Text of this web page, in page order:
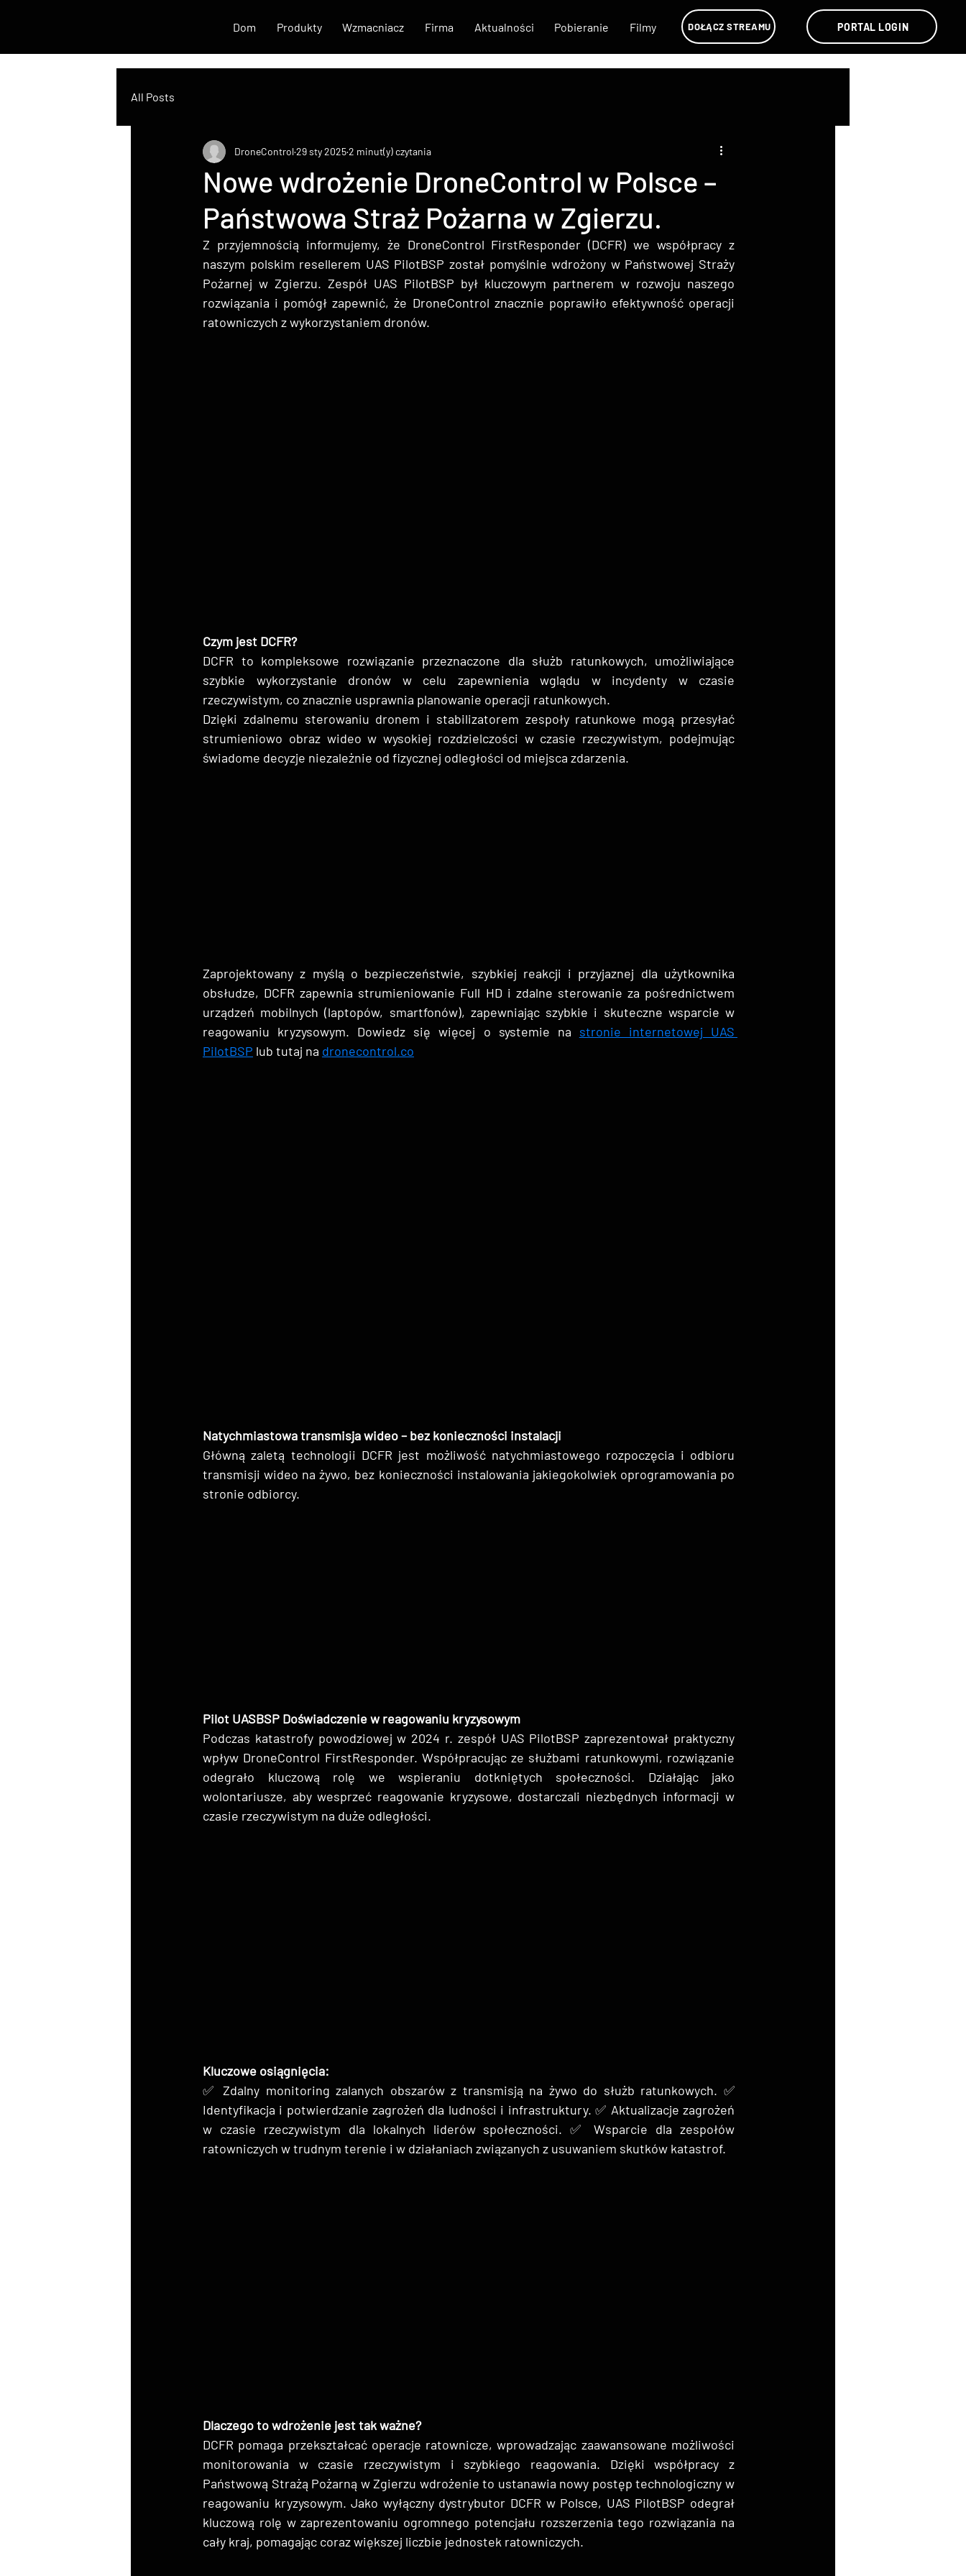
Dom Produkty Wzmacniacz Firma Aktualności Pobieranie Filmy DOŁĄCZ STREAMU PORTAL LOGIN
All Posts
Nowe wdrożenie DroneControl w Polsce –
Państwowa Straż Pożarna w Zgierzu.
DroneControl29 sty 20252 minut(y) czytania
Z przyjemnością informujemy, że DroneControl FirstResponder (DCFR) we współpracy z
naszym polskim resellerem UAS PilotBSP został pomyślnie wdrożony w Państwowej Straży
Pożarnej w Zgierzu. Zespół UAS PilotBSP był kluczowym partnerem w rozwoju naszego
rozwiązania i pomógł zapewnić, że DroneControl znacznie poprawiło efektywność operacji
ratowniczych z wykorzystaniem dronów.
Czym jest DCFR?
DCFR to kompleksowe rozwiązanie przeznaczone dla służb ratunkowych, umożliwiające
szybkie wykorzystanie dronów w celu zapewnienia wglądu w incydenty w czasie
rzeczywistym, co znacznie usprawnia planowanie operacji ratunkowych.
Dzięki zdalnemu sterowaniu dronem i stabilizatorem zespoły ratunkowe mogą przesyłać
strumieniowo obraz wideo w wysokiej rozdzielczości w czasie rzeczywistym, podejmując
świadome decyzje niezależnie od fizycznej odległości od miejsca zdarzenia.
Zaprojektowany z myślą o bezpieczeństwie, szybkiej reakcji i przyjaznej dla użytkownika
obsłudze, DCFR zapewnia strumieniowanie Full HD i zdalne sterowanie za pośrednictwem
urządzeń mobilnych (laptopów, smartfonów), zapewniając szybkie i skuteczne wsparcie w
reagowaniu kryzysowym. Dowiedz się więcej o systemie na stronie internetowej UAS
PilotBSP lub tutaj na dronecontrol.co
Natychmiastowa transmisja wideo – bez konieczności instalacji
Główną zaletą technologii DCFR jest możliwość natychmiastowego rozpoczęcia i odbioru
transmisji wideo na żywo, bez konieczności instalowania jakiegokolwiek oprogramowania po
stronie odbiorcy.
Pilot UASBSP Doświadczenie w reagowaniu kryzysowym
Podczas katastrofy powodziowej w 2024 r. zespół UAS PilotBSP zaprezentował praktyczny
wpływ DroneControl FirstResponder. Współpracując ze służbami ratunkowymi, rozwiązanie
odegrało kluczową rolę we wspieraniu dotkniętych społeczności. Działając jako
wolontariusze, aby wesprzeć reagowanie kryzysowe, dostarczali niezbędnych informacji w
czasie rzeczywistym na duże odległości.
Kluczowe osiągnięcia:
✅ Zdalny monitoring zalanych obszarów z transmisją na żywo do służb ratunkowych. ✅
Identyfikacja i potwierdzanie zagrożeń dla ludności i infrastruktury. ✅ Aktualizacje zagrożeń
w czasie rzeczywistym dla lokalnych liderów społeczności. ✅ Wsparcie dla zespołów
ratowniczych w trudnym terenie i w działaniach związanych z usuwaniem skutków katastrof.
Dlaczego to wdrożenie jest tak ważne?
DCFR pomaga przekształcać operacje ratownicze, wprowadzając zaawansowane możliwości
monitorowania w czasie rzeczywistym i szybkiego reagowania. Dzięki współpracy z
Państwową Strażą Pożarną w Zgierzu wdrożenie to ustanawia nowy postęp technologiczny w
reagowaniu kryzysowym. Jako wyłączny dystrybutor DCFR w Polsce, UAS PilotBSP odegrał
kluczową rolę w zaprezentowaniu ogromnego potencjału rozszerzenia tego rozwiązania na
cały kraj, pomagając coraz większej liczbie jednostek ratowniczych.